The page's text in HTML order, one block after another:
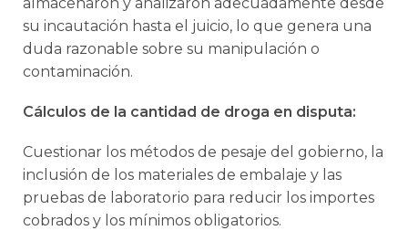
su incautación hasta el juicio, lo que genera una
duda razonable sobre su manipulación o
contaminación.
Cálculos de la cantidad de droga en disputa:
Cuestionar los métodos de pesaje del gobierno, la
inclusión de los materiales de embalaje y las
pruebas de laboratorio para reducir los importes
cobrados y los mínimos obligatorios.